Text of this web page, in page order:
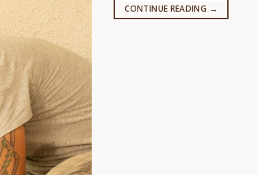
CONTINUE READING →